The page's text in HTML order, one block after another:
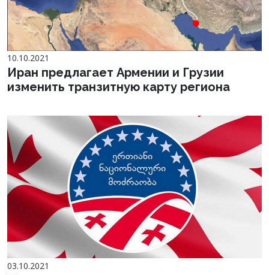
10.10.2021
Иран предлагает Армении и Грузии
изменить транзитную карту региона
03.10.2021